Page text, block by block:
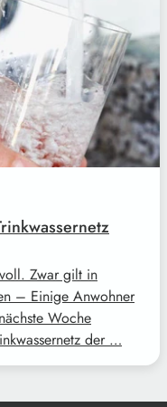
Zwar gilt in
– Einige Anwohner
Woche
der …